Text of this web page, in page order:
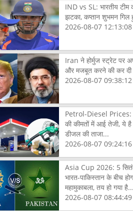
IND vs SL: भारतीय टीम
झटका, कप्तान शुभमन गिल
2026-08-07 12:13:08
Iran ने होर्मुज स्ट्रेट पर
और मजबूत करने की कर दी
2026-08-07 09:38:12
Petrol-Diesel
की कीमतों में आई तेजी, ये है
डीजल की ताजा...
2026-08-07 09:24:16
Asia Cup 2026: 5
भारत-पाकिस्तान के बीच
महामुकाबला, तय हो गया है...
2026-08-07 08:44:49